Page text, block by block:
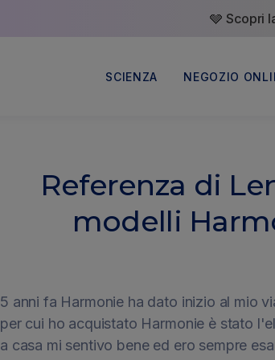
🩶 Scopri
SCIENZA NEGOZIO
Referenza di
modelli
5 anni fa Harmonie ha dato inizio al mio
per cui ho acquistato Harmonie è stato
a casa mi sentivo bene ed ero sempre